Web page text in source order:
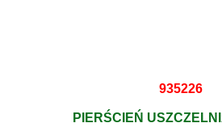
935226
PIERŚCIEŃ